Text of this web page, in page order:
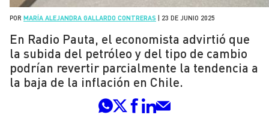
POR MARÍA ALEJANDRA GALLARDO CONTRERAS 23 DE JUNIO 2025
En Radio Pauta, el economista advirtió que
la subida del petróleo y del tipo de cambio
podrían revertir parcialmente la tendencia a
la baja de la inflación en Chile.